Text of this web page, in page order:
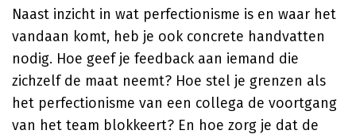
Naast inzicht in wat perfectionisme is en waar het
vandaan komt, heb je ook concrete handvatten
nodig. Hoe geef je feedback aan iemand die
zichzelf de maat neemt? Hoe stel je grenzen als
het perfectionisme van een collega de voortgang
van het team blokkeert? En hoe zorg je dat de